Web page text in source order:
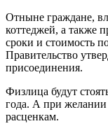
Отныне граждане,
коттеджей, а также
сроки и стоимость
Правительство
присоединения.
Физлица будут
года. А при
расценкам.